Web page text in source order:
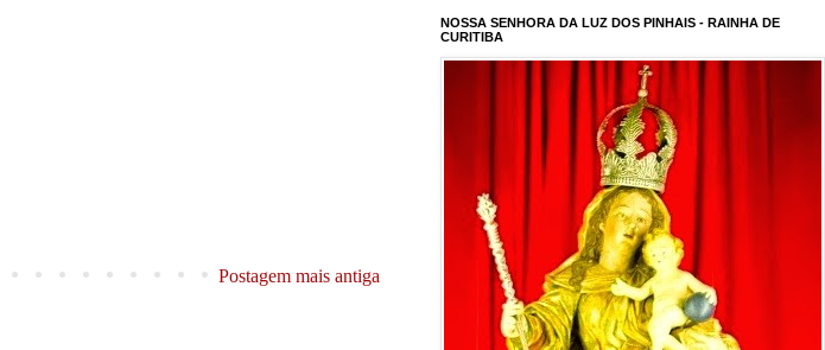
Postagem mais antiga
NOSSA SENHORA DA LUZ DOS PINHAIS - RAINHA DE
CURITIBA